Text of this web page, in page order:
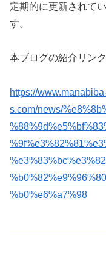
定期的に更新されて
す。
本ブログの紹介リン
https://
s.com/news/
%b0%e6%a7%98